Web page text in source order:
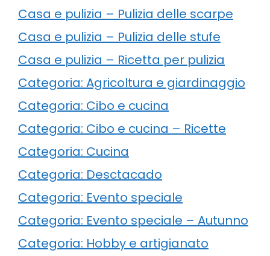
Casa e pulizia – Pulizia delle scarpe
Casa e pulizia – Pulizia delle stufe
Casa e pulizia – Ricetta per pulizia
Categoria: Agricoltura e giardinaggio
Categoria: Cibo e cucina
Categoria: Cibo e cucina – Ricette
Categoria: Cucina
Categoria: Desctacado
Categoria: Evento speciale
Categoria: Evento speciale – Autunno
Categoria: Hobby e artigianato